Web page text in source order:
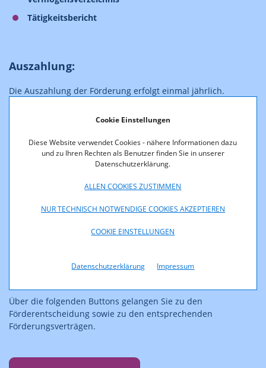
Cookie Einstellungen
Diese Website verwendet Cookies - nähere Informationen dazu
und zu Ihren Rechten als Benutzer finden Sie in unserer
Datenschutzerklärung.
ALLEN COOKIES ZUSTIMMEN
NUR TECHNISCH NOTWENDIGE COOKIES AKZEPTIEREN
COOKIE EINSTELLUNGEN
Datenschutzerklärung Impressum
Tätigkeitsbericht
Auszahlung:
Die Auszahlung der Förderung erfolgt einmal jährlich.
Entscheidung:
Die Entscheidung über die Zuteilung der Fördermittel trifft
Übersichtsseite der Entscheidungender KommAustria und
Entscheidungen, welche auch Angaben zum
enthalten. Ab dem Jahr 2025 werden sämtliche
Über die folgenden Buttons gelangen Sie zu den
Förderentscheidung sowie zu den entsprechenden
Förderungsverträgen.